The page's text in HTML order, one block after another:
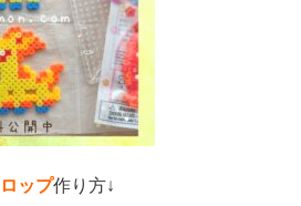
ップ作り方↓